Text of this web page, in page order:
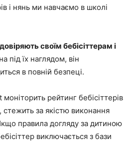
і нянь ми навчаємо в школі
своїм бебісіттерам і
під їх наглядом, він
в повній безпеці.
рейтинг бебісіттерів
стежить за якістю виконання
правила догляду за дитиною
виключається з бази